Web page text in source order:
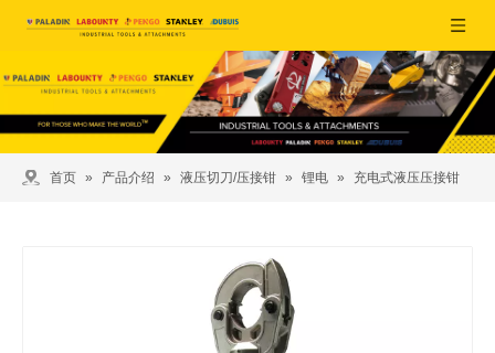
首页 » 产品介绍 » 液压切刀/压接钳 » 锂电 » 充电式液压压接钳